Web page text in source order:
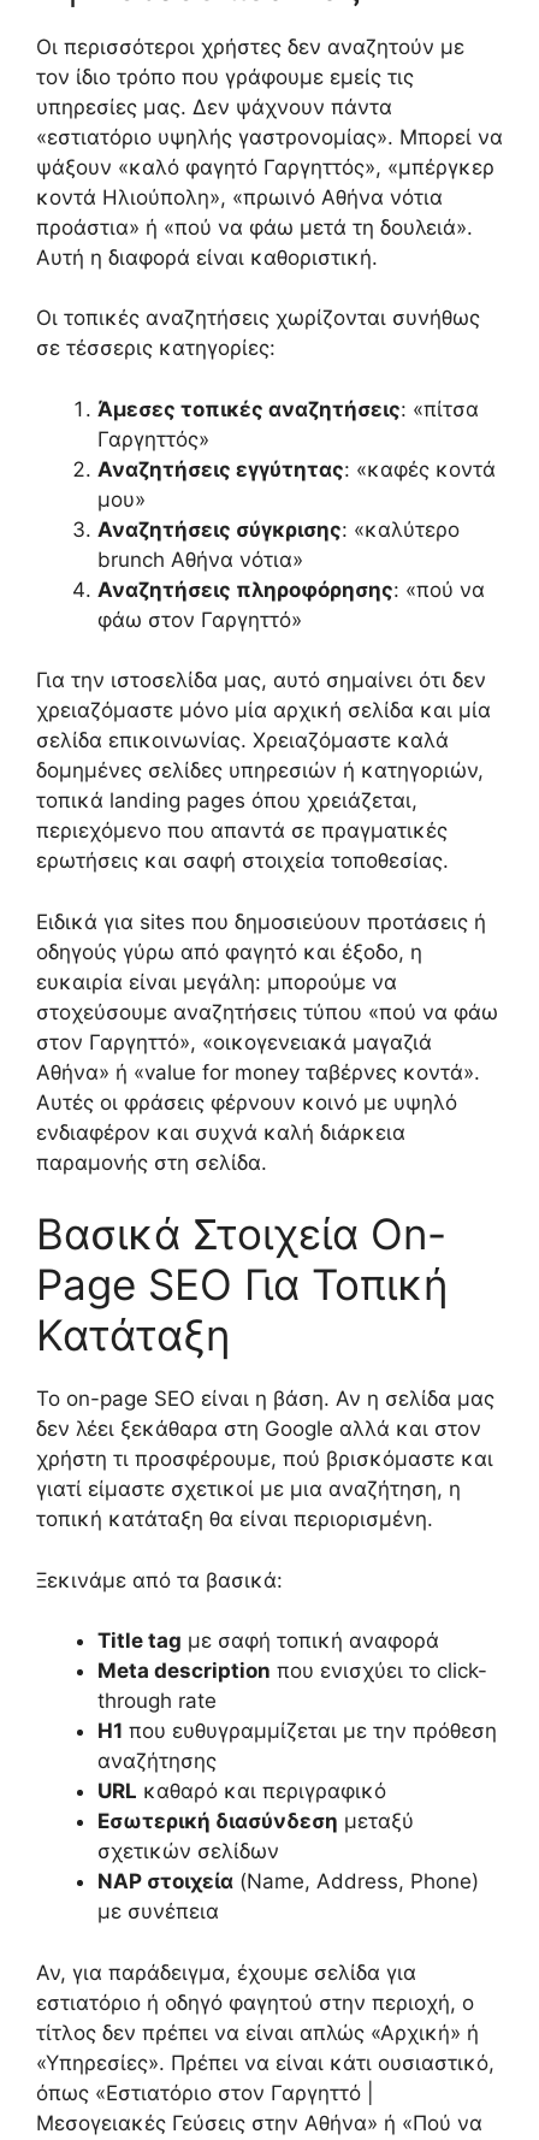
Οι περισσότεροι χρήστες δεν αναζητούν με
τον ίδιο τρόπο που γράφουμε εμείς τις
υπηρεσίες μας. Δεν ψάχνουν πάντα
«εστιατόριο υψηλής γαστρονομίας». Μπορεί να
ψάξουν «καλό φαγητό Γαργηττός», «μπέργκερ
κοντά Ηλιούπολη», «πρωινό Αθήνα νότια
προάστια» ή «πού να φάω μετά τη δουλειά».
Αυτή η διαφορά είναι καθοριστική.
Οι τοπικές αναζητήσεις χωρίζονται συνήθως
σε τέσσερις κατηγορίες:
Άμεσες τοπικές αναζητήσεις: «πίτσα
Γαργηττός»
Αναζητήσεις εγγύτητας: «καφές κοντά
μου»
Αναζητήσεις σύγκρισης: «καλύτερο
brunch Αθήνα νότια»
Αναζητήσεις πληροφόρησης: «πού να
φάω στον Γαργηττό»
Για την ιστοσελίδα μας, αυτό σημαίνει ότι δεν
χρειαζόμαστε μόνο μία αρχική σελίδα και μία
σελίδα επικοινωνίας. Χρειαζόμαστε καλά
δομημένες σελίδες υπηρεσιών ή κατηγοριών,
τοπικά landing pages όπου χρειάζεται,
περιεχόμενο που απαντά σε πραγματικές
ερωτήσεις και σαφή στοιχεία τοποθεσίας.
Ειδικά για sites που δημοσιεύουν προτάσεις ή
οδηγούς γύρω από φαγητό και έξοδο, η
ευκαιρία είναι μεγάλη: μπορούμε να
στοχεύσουμε αναζητήσεις τύπου «πού να φάω
στον Γαργηττό», «οικογενειακά μαγαζιά
Αθήνα» ή «value for money ταβέρνες κοντά».
Αυτές οι φράσεις φέρνουν κοινό με υψηλό
ενδιαφέρον και συχνά καλή διάρκεια
παραμονής στη σελίδα.
Βασικά Στοιχεία On-
Page SEO Για Τοπική
Κατάταξη
Το on-page SEO είναι η βάση. Αν η σελίδα μας
δεν λέει ξεκάθαρα στη Google αλλά και στον
χρήστη τι προσφέρουμε, πού βρισκόμαστε και
γιατί είμαστε σχετικοί με μια αναζήτηση, η
τοπική κατάταξη θα είναι περιορισμένη.
Ξεκινάμε από τα βασικά:
Title tag με σαφή τοπική αναφορά
Meta description που ενισχύει το click-
through rate
H1 που ευθυγραμμίζεται με την πρόθεση
αναζήτησης
URL καθαρό και περιγραφικό
Εσωτερική διασύνδεση μεταξύ
σχετικών σελίδων
NAP στοιχεία (Name, Address, Phone)
με συνέπεια
Αν, για παράδειγμα, έχουμε σελίδα για
εστιατόριο ή οδηγό φαγητού στην περιοχή, ο
τίτλος δεν πρέπει να είναι απλώς «Αρχική» ή
«Υπηρεσίες». Πρέπει να είναι κάτι ουσιαστικό,
όπως «Εστιατόριο στον Γαργηττό |
Μεσογειακές Γεύσεις στην Αθήνα» ή «Πού να